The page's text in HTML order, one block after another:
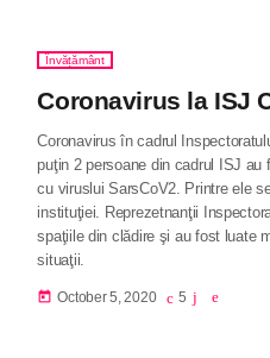
Învățământ
Coronavirus la ISJ
Coronavirus în cadrul
puţin 2 persoane din cadrul ISJ
cu viruslui SarsCoV2. Printre ele
instituţiei. Reprezetnanţii
spaţiile din clădire şi au fost luate
situaţii.
today October 5, 2020 5